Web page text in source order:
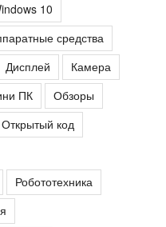
10
средства
Дисплей
Камера
ПК
Обзоры
Открытый код
Робототехника